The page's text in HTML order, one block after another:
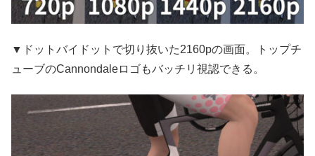
▼ドットバイドットで切り抜いた2160pの画面。トップチ
ューブのCannondaleロゴもバッチリ視認できる。